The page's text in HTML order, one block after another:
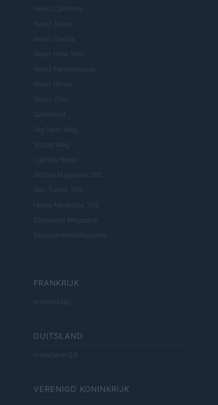
Newz California
Newz Texas
Newz Florida
Newz New York
Newz Pennsylvania
Newz Illinois
Newz Ohio
Gameland
Hig Tech Mag
Scoop Mag
Lgbtqia News
Motors Magazine 365
Day Travel 365
Home Magazine 365
Cineverse Magazine
SecondHomeMagazine
FRANKRIJK
InvestirMag
DUITSLAND
Investieren24
VERENIGD KONINKRIJK